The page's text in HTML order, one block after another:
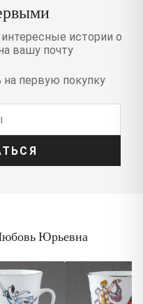
истории о
вашу почту
на первую покупку
Юрьевна